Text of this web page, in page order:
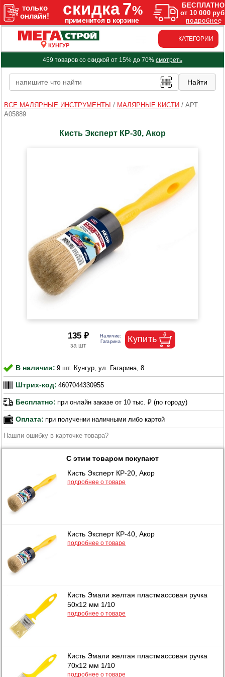
КУНГУР
КАТЕГОРИИ
459 товаров со скидкой от 15% до 70% смотреть
ВСЕ МАЛЯРНЫЕ ИНСТРУМЕНТЫ / МАЛЯРНЫЕ КИСТИ / АРТ.
A05889
Кисть Эксперт КР-30, Акор
135 ₽
В наличии: 9 шт. Кунгур, ул. Гагарина, 8
Штрих-код: 4607044330955
Бесплатно: при онлайн заказе от 10 тыс. ₽ (по городу)
Оплата: при получении наличными либо картой
Нашли ошибку в карточке товара?
С этим товаром покупают
Кисть Эксперт КР-20, Акор
подробнее о товаре
Кисть Эксперт КР-40, Акор
подробнее о товаре
Кисть Эмали желтая пластмассовая ручка
50х12 мм 1/10
подробнее о товаре
Кисть Эмали желтая пластмассовая ручка
70х12 мм 1/10
подробнее о товаре